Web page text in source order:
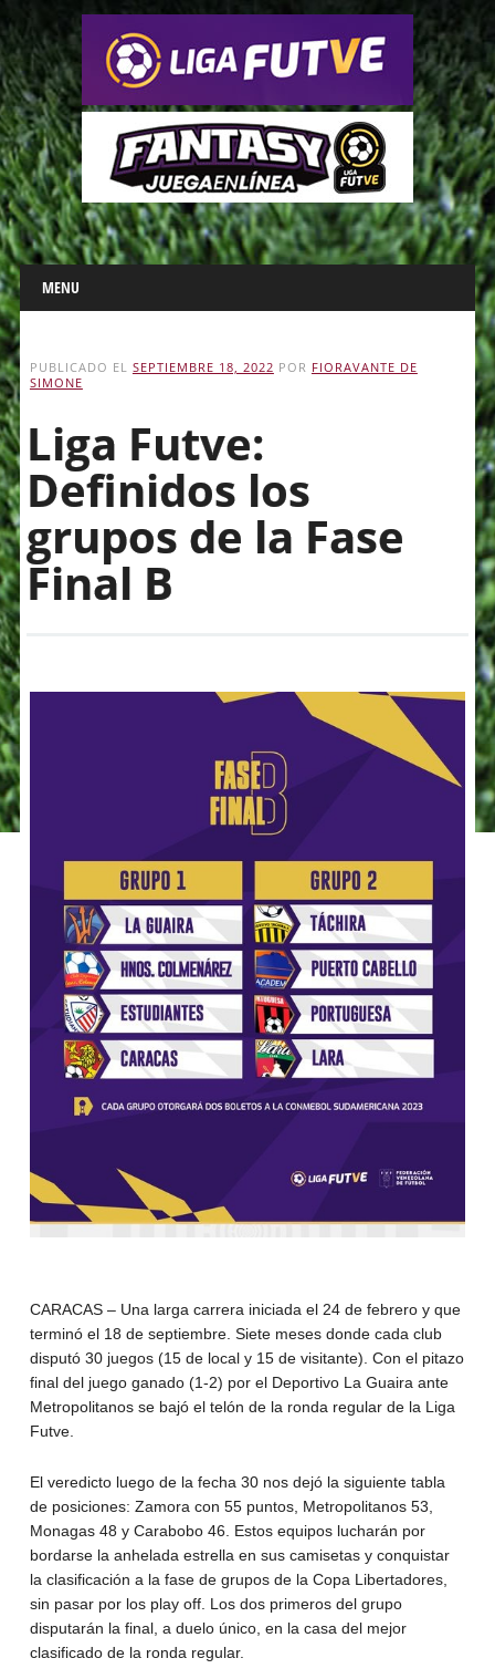
Main menu
Skip
to
content
MENU
PUBLICADO EL SEPTIEMBRE 18, 2022 POR FIORAVANTE DE
SIMONE
Liga Futve:
Definidos los
grupos de la Fase
Final B
CARACAS – Una larga carrera iniciada el 24 de febrero y que
terminó el 18 de septiembre. Siete meses donde cada club
disputó 30 juegos (15 de local y 15 de visitante). Con el pitazo
final del juego ganado (1-2) por el Deportivo La Guaira ante
Metropolitanos se bajó el telón de la ronda regular de la Liga
Futve.
El veredicto luego de la fecha 30 nos dejó la siguiente tabla
de posiciones: Zamora con 55 puntos, Metropolitanos 53,
Monagas 48 y Carabobo 46. Estos equipos lucharán por
bordarse la anhelada estrella en sus camisetas y conquistar
la clasificación a la fase de grupos de la Copa Libertadores,
sin pasar por los play off. Los dos primeros del grupo
disputarán la final, a duelo único, en la casa del mejor
clasificado de la ronda regular.